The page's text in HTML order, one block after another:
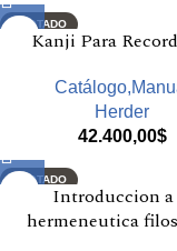
AGOTADO
Kanji Para
Herder
42.400,00$
AGOTADO
Introduccion a
hermeneutica